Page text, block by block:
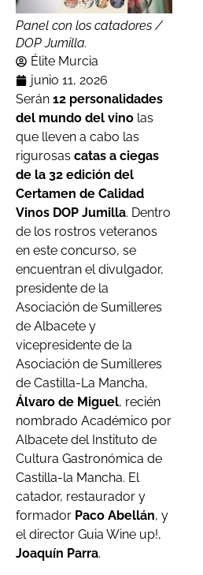
Panel con los catadores /
DOP Jumilla.
Élite Murcia
junio 11, 2026
Serán 12 personalidades
del mundo del vino las
que lleven a cabo las
rigurosas catas a ciegas
de la 32 edición del
Certamen de Calidad
Vinos DOP Jumilla. Dentro
de los rostros veteranos
en este concurso, se
encuentran el divulgador,
presidente de la
Asociación de Sumilleres
de Albacete y
vicepresidente de la
Asociación de Sumilleres
de Castilla-La Mancha,
Álvaro de Miguel, recién
nombrado Académico por
Albacete del Instituto de
Cultura Gastronómica de
Castilla-la Mancha. El
catador, restaurador y
formador Paco Abellán, y
el director Guia Wine up!,
Joaquín Parra.